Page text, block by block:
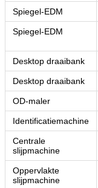
Spiegel-EDM
Spiegel-EDM
Desktop draaibank
Desktop draaibank
OD-maler
Identificatiemachine
Centrale
slijpmachine
Oppervlakte
slijpmachine